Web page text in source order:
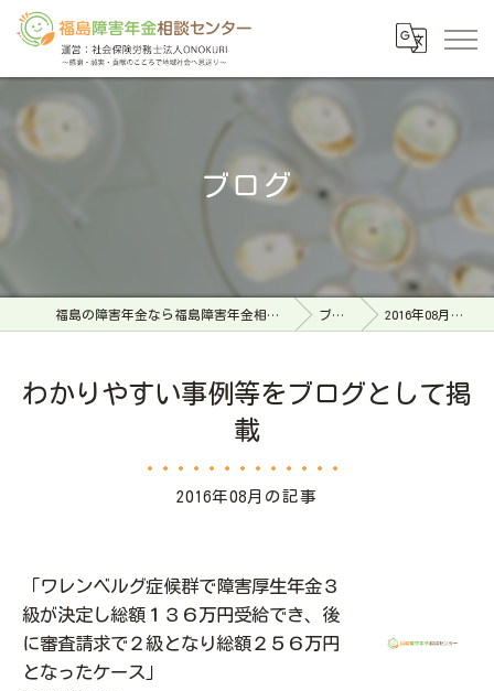
ブログ
福島の障害年金なら福島障害年金相談センター ブログ 2016年08月の記事
わかりやすい事例等をブログとして掲
載
2016年08月の記事
「ワレンベルグ症候群で障害厚生年金３
級が決定し総額１３６万円受給でき、後
に審査請求で２級となり総額２５６万円
となったケース」